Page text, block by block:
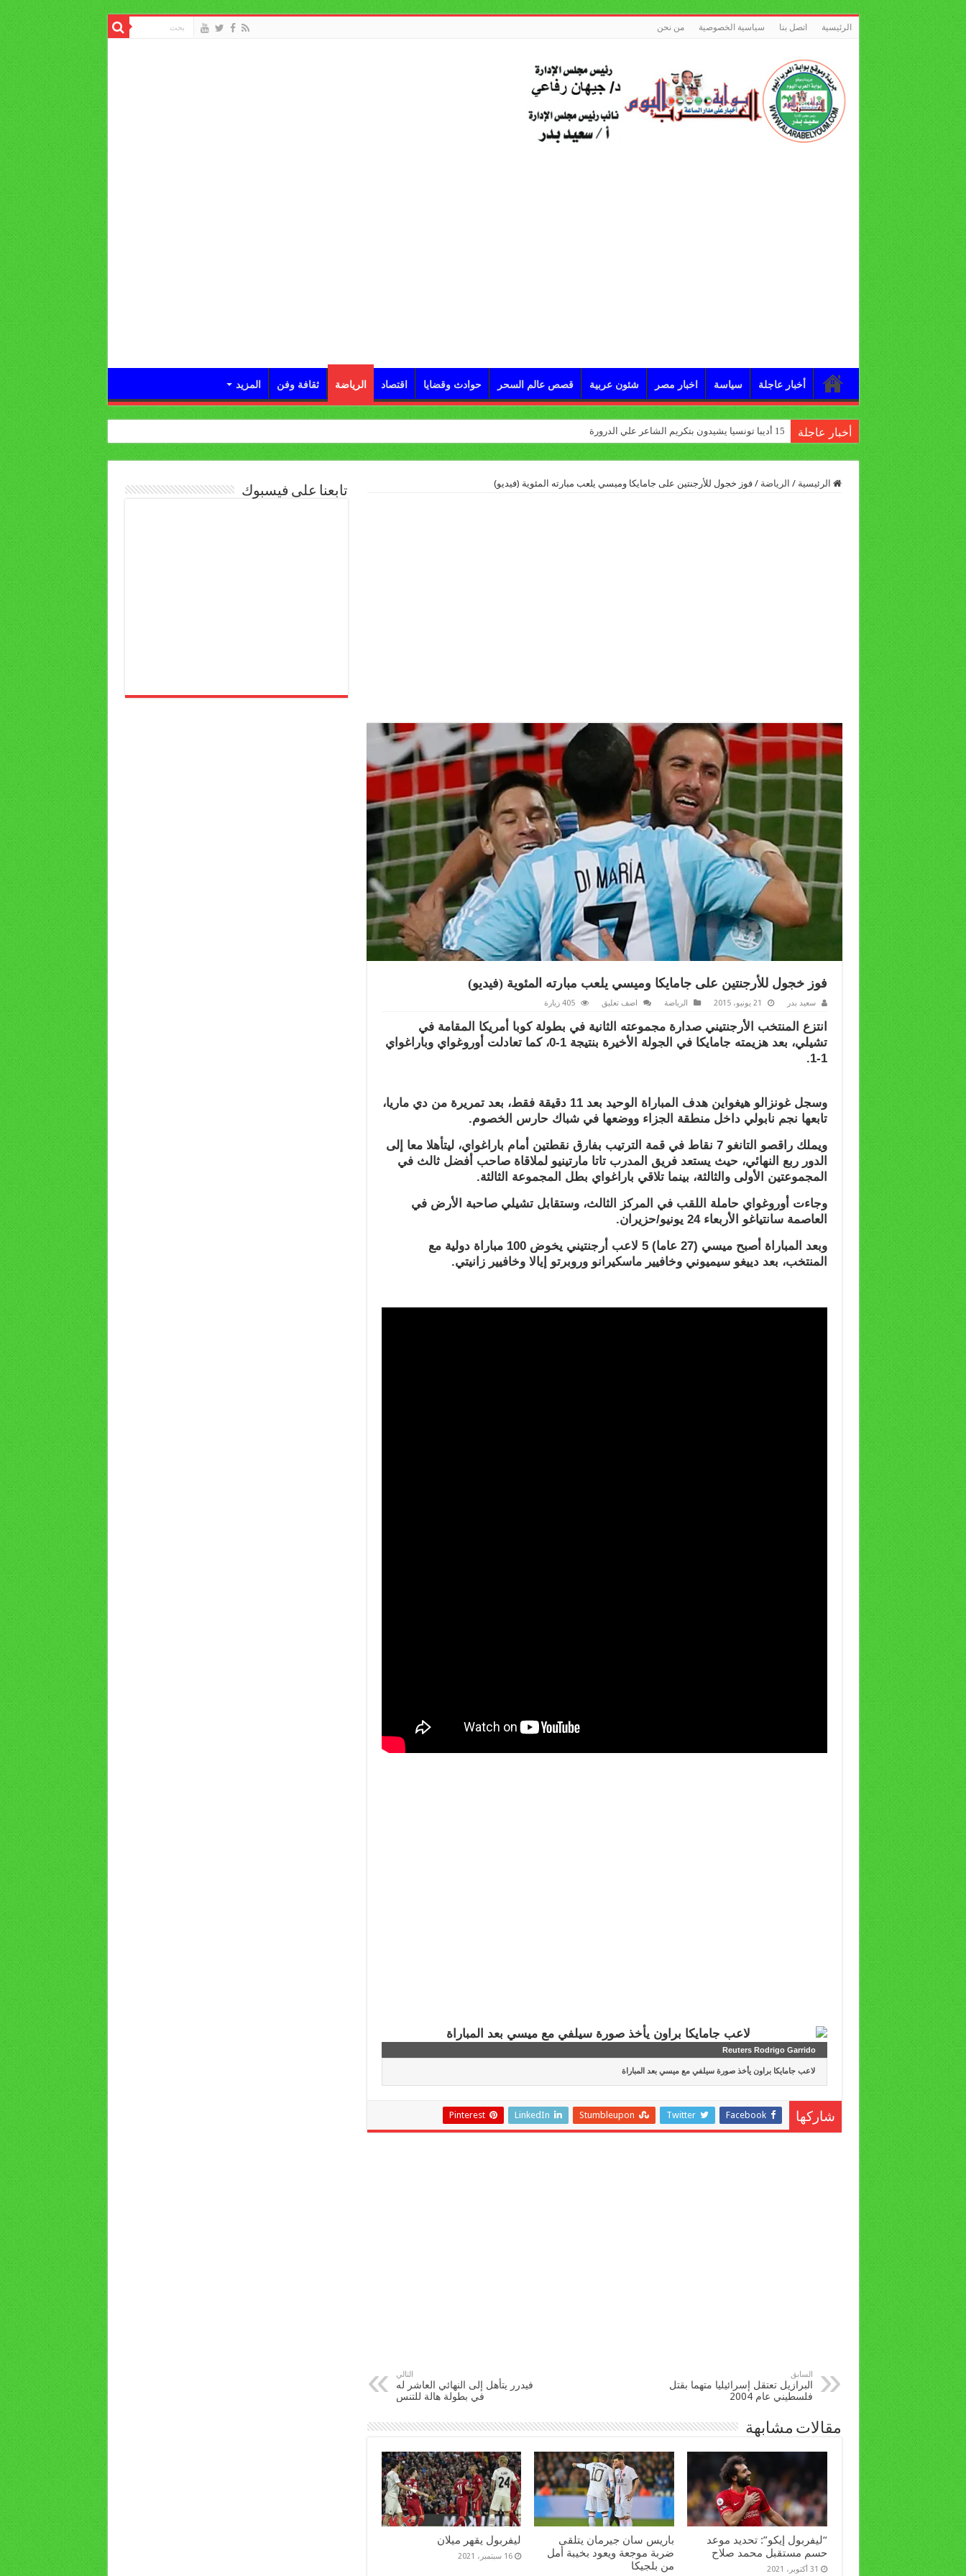
الرئيسية اتصل بنا سياسية الخصوصية من نحن
أخبار عاجلة سياسة اخبار مصر شئون عربية قصص عالم السحر حوادث وقضايا اقتصاد الرياضة ثقافة وفن المزيد
أخبار عاجلة 15 أديبا تونسيا يشيدون بتكريم الشاعر علي الدرورة
الرئيسية / الرياضة / فوز خجول للأرجنتين على جامايكا وميسي يلعب مبارته المئوية (فيديو)
فوز خجول للأرجنتين على جامايكا وميسي يلعب مبارته المئوية (فيديو)
سعيد بدر 21 يونيو، 2015 الرياضة اضف تعليق 405 زيارة
انتزع المنتخب الأرجنتيني صدارة مجموعته الثانية في بطولة كوبا أمريكا المقامة في
تشيلي، بعد هزيمته جامايكا في الجولة الأخيرة بنتيجة 1-0، كما تعادلت أوروغواي وباراغواي
1-1.
وسجل غونزالو هيغواين هدف المباراة الوحيد بعد 11 دقيقة فقط، بعد تمريرة من دي ماريا،
تابعها نجم نابولي داخل منطقة الجزاء ووضعها في شباك حارس الخصوم.
ويملك راقصو التانغو 7 نقاط في قمة الترتيب بفارق نقطتين أمام باراغواي، ليتأهلا معا إلى
الدور ربع النهائي، حيث يستعد فريق المدرب تاتا مارتينيو لملاقاة صاحب أفضل ثالث في
المجموعتين الأولى والثالثة، بينما تلاقي باراغواي بطل المجموعة الثالثة.
وجاءت أوروغواي حاملة اللقب في المركز الثالث، وستقابل تشيلي صاحبة الأرض في
العاصمة سانتياغو الأربعاء 24 يونيو/حزيران.
وبعد المباراة أصبح ميسي (27 عاما) 5 لاعب أرجنتيني يخوض 100 مباراة دولية مع
المنتخب، بعد دييغو سيميوني وخافيير ماسكيرانو وروبرتو إيالا وخافيير زانيتي.
Reuters Rodrigo Garrido
لاعب جامايكا براون يأخذ صورة سيلفي مع ميسي بعد المباراة
شاركها Facebook
Twitter
Stumbleupon
LinkedIn
Pinterest
السابق
البرازيل تعتقل إسرائيليا متهما بقتل
فلسطيني عام 2004
التالي
فيدرر يتأهل إلى النهائي العاشر له
في بطولة هالة للتنس
مقالات مشابهة
“ليفربول إيكو”: تحديد موعد
حسم مستقبل محمد صلاح
31 أكتوبر، 2021
باريس سان جيرمان يتلقى
ضربة موجعة ويعود بخيبة أمل
من بلجيكا
ليفربول يقهر ميلان
16 سبتمبر، 2021
تابعنا على فيسبوك